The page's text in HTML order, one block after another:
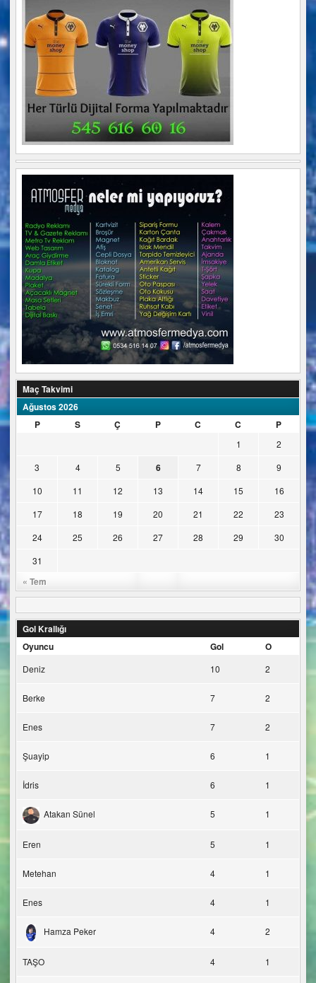
Maç Takvimi
Ağustos 2026
P
S Ç P C C P
« Tem
1
2
3
4 5 6 7 8
9
10
11 12 13 14 15
16
17
18 19 20 21 22
23
24
25 26 27 28 29
30
31
Gol Krallığı
Oyuncu
Gol O
Deniz 10 2
Berke 7 2
Enes 7 2
Şuayip 6 1
İdris 6 1
Atakan Sünel 5 1
Eren 5 1
Metehan 4 1
Enes 4 1
Hamza Peker 4 2
TAŞO 4 1